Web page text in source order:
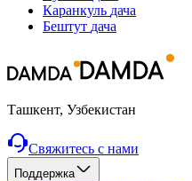
Каранкуль дача
Бештут дача
Ташкент, Узбекистан
Свяжитесь с нами
Поддержка